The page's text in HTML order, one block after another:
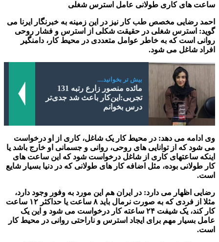
ساعت های کاری طولانی عامل استرس شغلی
احمد رضایی مخصص طب کار نیز در این زمینه به خبرنگار ایرنا می
گوید: استرس شغلی در حقیقت شکلی از استرس و فشار روحی
روانی است که به خاطر عوامل متعددی در محیط کار، دامنگیر
افراد شاغل می شود.
بیش تر بخوانید....
مائده منصور زارع رتبه 131
تجربی:این‌کار باعث شد جدی‌تر
درس بخوانم
وی ادامه می دهد: در محیط کار یک شاغل، کاری از او درخواست
می شود که از توانایی های روحی، روانی و جسمانی او خارج باشد یا
اینکه ساعتهای کاری از شاغل درخواست شود که این ساعت های
کار طولانی بوده، مثل اضافه کار های طولانی که در دنیا بسیار شایع
است.
رضایی اظهار می دارد: در ایران هم این مورد به وفور وجود دارد،
مثلا از فردی که به صورت نرمال باید ۸ ساعت یا حداکثر ۱۲ ساعت
کار کند، یک شیفت ۲۴ ساعته کار درخواست می شود و این یک
عامل بسیار مهم برای ایجاد استرس و ناراحتی روانی در محیط کار
است.